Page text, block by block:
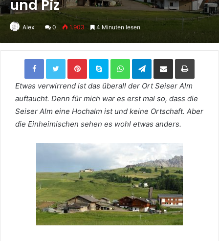
und Piz
Alex 0 1.903 4 Minuten lesen
Facebook Twitter Pinterest Skype WhatsApp Telegram Per Email teilen
Etwas verwirrend ist das überall der Ort Seiser Alm
auftaucht. Denn für mich war es erst mal so, dass die
Seiser Alm eine Hochalm ist und keine Ortschaft. Aber
die Einheimischen sehen es wohl etwas anders.